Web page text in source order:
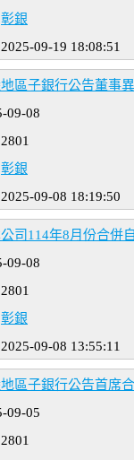
彰銀
09-19 18:08:51
區子銀行公告董事
09-08
彰銀
09-08 18:19:50
司114年8月份合併
09-08
彰銀
09-08 13:55:11
區子銀行公告首席
09-05